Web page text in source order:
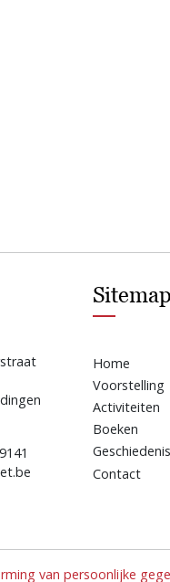
Sitemap
Home
Voorstelling
Activiteiten
Boeken
Geschiedenis
Contact
van persoonlijke